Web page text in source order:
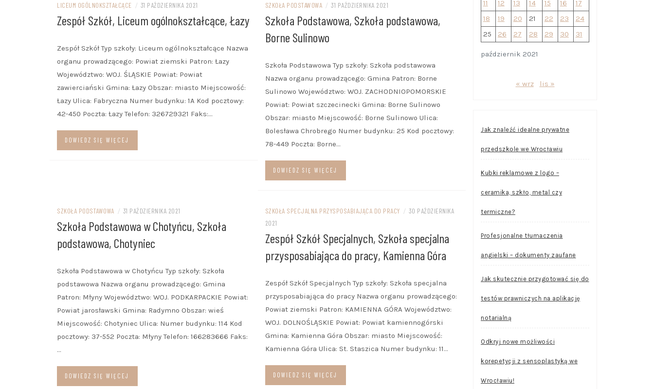
BRANŻOWA SZKOŁA I STOPNIA
PEDAGOGICZNA
LICEUM OGÓLNOKSZTAŁCĄCE / 31 PAŹDZIERNIKA 2021
Zespół Szkół, Liceum ogólnokształcące, Łazy
Zespół Szkół Typ szkoły: Liceum ogólnokształcące Nazwa
organu prowadzącego: Powiat ziemski Patron: Łazy
Województwo: WOJ. ŚLĄSKIE Powiat: Powiat
zawierciański Gmina: Łazy Obszar: miasto Miejscowość:
Łazy Ulica: Fabryczna Numer budynku: 1A Kod pocztowy:
42-450 Poczta: Łazy Telefon: 326729321 Faks:…
DOWIEDZ SIĘ WIĘCEJ
SZKOŁA PODSTAWOWA / 31 PAŹDZIERNIKA 2021
Szkoła Podstawowa, Szkoła podstawowa,
Borne Sulinowo
Szkoła Podstawowa Typ szkoły: Szkoła podstawowa
Nazwa organu prowadzącego: Gmina Patron: Borne
Sulinowo Województwo: WOJ. ZACHODNIOPOMORSKIE
Powiat: Powiat szczecinecki Gmina: Borne Sulinowo
Obszar: miasto Miejscowość: Borne Sulinowo Ulica:
Bolesława Chrobrego Numer budynku: 25 Kod pocztowy:
78-449 Poczta: Borne…
DOWIEDZ SIĘ WIĘCEJ
SZKOŁA PODSTAWOWA / 31 PAŹDZIERNIKA 2021
Szkoła Podstawowa w Chotyńcu, Szkoła
podstawowa, Chotyniec
Szkoła Podstawowa w Chotyńcu Typ szkoły: Szkoła
podstawowa Nazwa organu prowadzącego: Gmina
Patron: Młyny Województwo: WOJ. PODKARPACKIE Powiat:
Powiat jarosławski Gmina: Radymno Obszar: wieś
Miejscowość: Chotyniec Ulica: Numer budynku: 114 Kod
pocztowy: 37-552 Poczta: Młyny Telefon: 166283666 Faks:
…
DOWIEDZ SIĘ WIĘCEJ
SZKOŁA SPECJALNA PRZYSPOSABIAJĄCA DO PRACY / 30 PAŹDZIERNIKA
2021
Zespół Szkół Specjalnych, Szkoła specjalna
przysposabiająca do pracy, Kamienna Góra
Zespół Szkół Specjalnych Typ szkoły: Szkoła specjalna
przysposabiająca do pracy Nazwa organu prowadzącego:
Powiat ziemski Patron: KAMIENNA GÓRA Województwo:
WOJ. DOLNOŚLĄSKIE Powiat: Powiat kamiennogórski
Gmina: Kamienna Góra Obszar: miasto Miejscowość:
Kamienna Góra Ulica: St. Staszica Numer budynku: 11…
DOWIEDZ SIĘ WIĘCEJ
październik 2021
11
12 13 14 15 16
17
18
19 20 21 22 23
24
25
26 27 28 29 30 31
« wrz lis »
Jak znaleźć idealne prywatne
przedszkole we Wrocławiu
Kubki reklamowe z logo –
ceramika, szkło, metal czy
termiczne?
Profesjonalne tłumaczenia
angielski – dokumenty zaufane
Jak skutecznie przygotować się do
testów prawniczych na aplikację
notarialną
Odkryj nowe możliwości
korepetycji z sensoplastyką we
Wrocławiu!